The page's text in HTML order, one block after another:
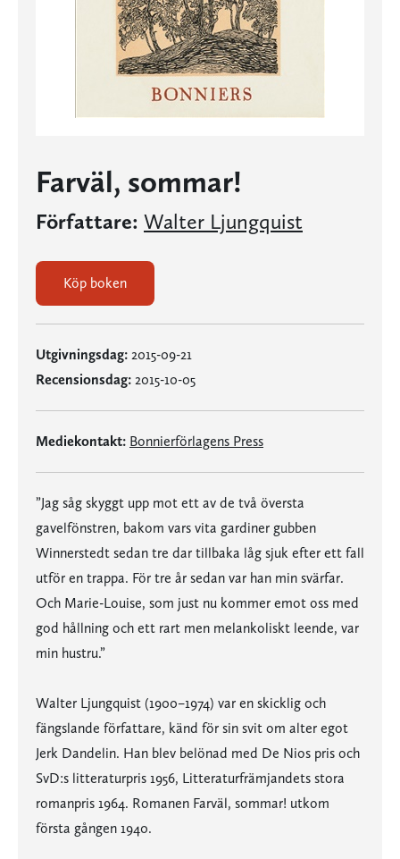
Farväl, sommar!
Författare: Walter Ljungquist
Köp boken
Utgivningsdag: 2015-09-21
Recensionsdag: 2015-10-05
Mediekontakt: Bonnierförlagens Press
”Jag såg skyggt upp mot ett av de två översta
gavelfönstren, bakom vars vita gardiner gubben
Winnerstedt sedan tre dar tillbaka låg sjuk efter ett fall
utför en trappa. För tre år sedan var han min svärfar.
Och Marie-Louise, som just nu kommer emot oss med
god hållning och ett rart men melankoliskt leende, var
min hustru.”
Walter Ljungquist (1900–1974) var en skicklig och
fängslande författare, känd för sin svit om alter egot
Jerk Dandelin. Han blev belönad med De Nios pris och
SvD:s litteraturpris 1956, Litteraturfrämjandets stora
romanpris 1964. Romanen Farväl, sommar! utkom
första gången 1940.